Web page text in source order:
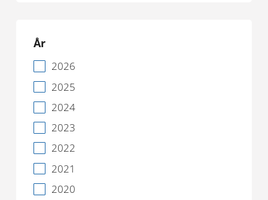
År
2026
2025
2024
2023
2022
2021
2020